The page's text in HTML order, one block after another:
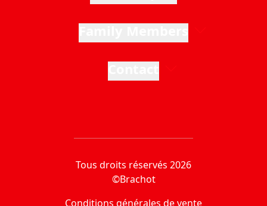
Tous droits réservés 2026
©Brachot
Conditions générales de vente